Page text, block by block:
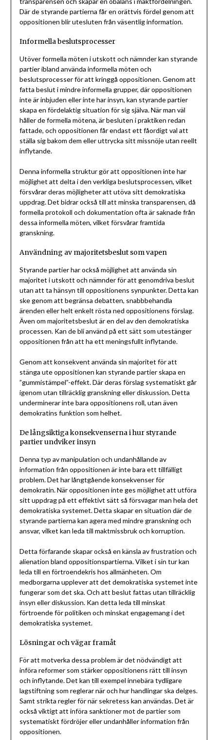
Där de styrande partierna får en orättvis fördel genom att
oppositionen blir utesluten från väsentlig information.
Informella beslutsprocesser
Utöver formella möten i utskott och nämnder kan styrande
partier ibland använda informella möten och
beslutsprocesser för att kringgå oppositionen. Genom att
fatta beslut i mindre informella grupper, där oppositionen
inte är inbjuden eller inte har insyn, kan styrande partier
skapa en fördelaktig situation för sig själva. När man väl
håller de formella mötena, är besluten i praktiken redan
fattade, och oppositionen får endast ett fåordigt val att
ställa sig bakom dem eller uttrycka sitt missnöje utan reellt
inflytande.
Denna informella struktur gör att oppositionen inte har
möjlighet att delta i den verkliga beslutsprocessen, vilket
försvårar deras möjligheter att utöva sitt demokratiska
uppdrag. Det bidrar också till att minska transparensen, då
formella protokoll och dokumentation ofta är saknade från
dessa informella möten, vilket försvårar framtida
granskning.
Användning av majoritetsbeslut som vapen
Styrande partier har också möjlighet att använda sin
majoritet i utskott och nämnder för att genomdriva beslut
utan att ta hänsyn till oppositionens synpunkter. Detta kan
ske genom att begränsa debatten, snabbbehandla
ärenden eller helt enkelt rösta ned oppositionens förslag.
Även om majoritetsbeslut är en del av den demokratiska
processen. Kan de bli använd på ett sätt som utestänger
oppositionen från att ha ett meningsfullt inflytande.
Genom att konsekvent använda sin majoritet för att
stänga ute oppositionen kan styrande partier skapa en
”gummistämpel”-effekt. Där deras förslag systematiskt går
igenom utan tillräcklig granskning eller diskussion. Detta
underminerar inte bara oppositionens roll, utan även
demokratins funktion som helhet.
De långsiktiga konsekvenserna i hur styrande
partier undviker insyn
Denna typ av manipulation och undanhållande av
information från oppositionen är inte bara ett tillfälligt
problem. Det har långtgående konsekvenser för
demokratin. När oppositionen inte ges möjlighet att utföra
sitt uppdrag på ett effektivt sätt så försvagar man hela det
demokratiska systemet. Detta skapar en situation där de
styrande partierna kan agera med mindre granskning och
ansvar, vilket kan leda till maktmissbruk och korruption.
Detta förfarande skapar också en känsla av frustration och
alienation bland oppositionspartierna. Vilket i sin tur kan
leda till en förtroendekris hos allmänheten. Om
medborgarna upplever att det demokratiska systemet inte
fungerar som det ska. Och att beslut fattas utan tillräcklig
insyn eller diskussion. Kan detta leda till minskat
förtroende för politiken och minskat engagemang i det
demokratiska systemet.
Lösningar och vägar framåt
För att motverka dessa problem är det nödvändigt att
införa reformer som stärker oppositionens rätt till insyn
och inflytande. Det kan till exempel innebära tydligare
lagstiftning som reglerar när och hur handlingar ska delges.
Samt strikta regler för när sekretess kan användas. Det är
också viktigt att införa sanktioner mot de partier som
systematiskt fördröjer eller undanhåller information från
oppositionen.